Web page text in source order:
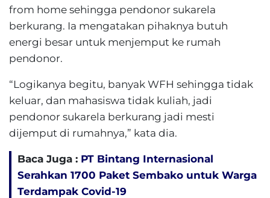
from home sehingga pendonor sukarela
berkurang. Ia mengatakan pihaknya butuh
energi besar untuk menjemput ke rumah
pendonor.
“Logikanya begitu, banyak WFH sehingga tidak
keluar, dan mahasiswa tidak kuliah, jadi
pendonor sukarela berkurang jadi mesti
dijemput di rumahnya,” kata dia.
Baca Juga : PT Bintang Internasional
Serahkan 1700 Paket Sembako untuk Warga
Terdampak Covid-19